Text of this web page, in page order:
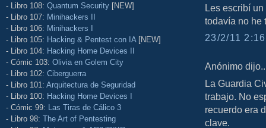
- Libro 108: Quantum Security [NEW]
- Libro 107: Minihackers II
- Libro 106: Minihackers I
- Libro 105: Hacking & Pentest con IA [NEW]
- Libro 104: Hacking Home Devices II
- Cómic 103: Olivia en Golem City
- Libro 102: Ciberguerra
- Libro 101: Arquitectura de Seguridad
- Libro 100: Hacking Home Devices I
- Cómic 99: Las Tiras de Cálico 3
- Libro 98: The Art of Pentesting
Les escribí
todavía no he
23/2/11
Anónimo
La Guardia
trabajo. No
recuerdo era
clave.